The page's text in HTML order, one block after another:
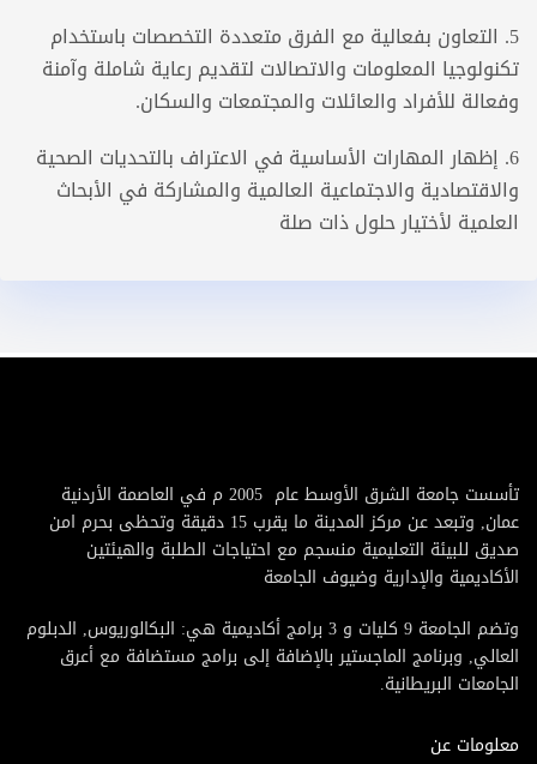
5. التعاون بفعالية مع الفرق متعددة التخصصات باستخدام
تكنولوجيا المعلومات والاتصالات لتقديم رعاية شاملة وآمنة
وفعالة للأفراد والعائلات والمجتمعات والسكان.
6. إظهار المهارات الأساسية في الاعتراف بالتحديات الصحية
والاقتصادية والاجتماعية العالمية والمشاركة في الأبحاث
العلمية لأختيار حلول ذات صلة
تأسست جامعة الشرق الأوسط عام 2005 م في العاصمة الأردنية
عمان, وتبعد عن مركز المدينة ما يقرب 15 دقيقة وتحظى بحرم امن
صديق للبيئة التعليمية منسجم مع احتياجات الطلبة والهيئتين
الأكاديمية والإدارية وضيوف الجامعة
وتضم الجامعة 9 كليات و 3 برامج أكاديمية هي: البكالوريوس, الدبلوم
العالي, وبرنامج الماجستير بالإضافة إلى برامج مستضافة مع أعرق
الجامعات البريطانية.
معلومات عن